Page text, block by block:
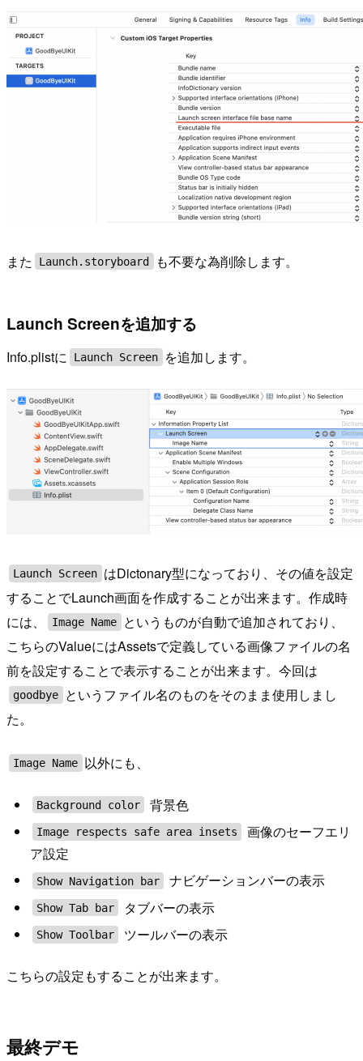
また Launch.storyboard も不要な為削除します。
Launch Screenを追加する
Info.plistに Launch Screen を追加します。
Launch Screen はDictonary型になっており、その値を設定
することでLaunch画面を作成することが出来ます。作成時
には、
Image Name
というものが自動で追加されており、
こちらのValueにはAssetsで定義している画像ファイルの名
前を設定することで表示することが出来ます。今回は
goodbye
というファイル名のものをそのまま使用しまし
た。
Image Name 以外にも、
Background color 背景色
Image respects safe area insets
画像のセーフエリ
ア設定
Show Navigation bar ナビゲーションバーの表示
Show Tab bar タブバーの表示
Show Toolbar ツールバーの表示
こちらの設定もすることが出来ます。
最終デモ